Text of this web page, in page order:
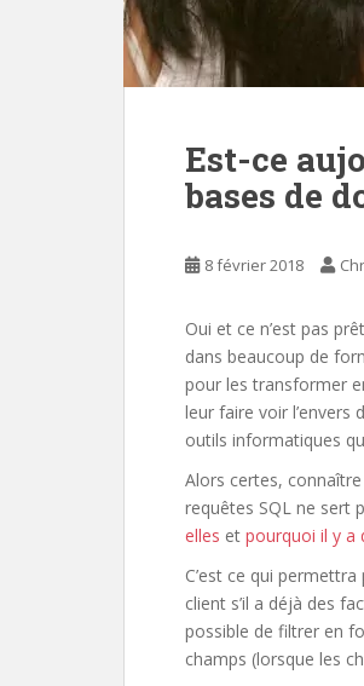
Est-ce
bases de
8 février 2018
Oui et ce n’est pas
dans beaucoup de
pour les transformer
leur faire voir
outils informatiques
Alors certes,
requêtes SQL ne sert
elles et pourquoi il y a
C’est ce qui
client s’il a déjà des
possible de filtrer en
champs (lorsque les